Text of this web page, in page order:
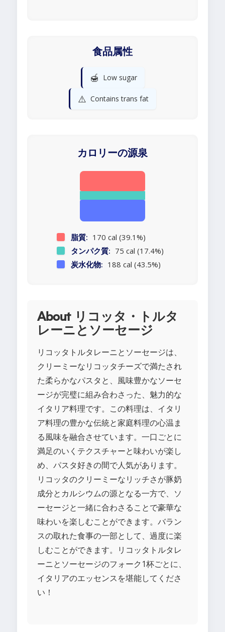
食品属性
🍯 Low sugar
⚠️ Contains trans fat
カロリーの源泉
脂質: 170 cal (39.1%)
タンパク質: 75 cal (17.4%)
炭水化物: 188 cal (43.5%)
About リコッタ・トルタ
レーニとソーセージ
リコッタトルタレーニとソーセージは、
クリーミーなリコッタチーズで満たされ
た柔らかなパスタと、風味豊かなソーセ
ージが完璧に組み合わさった、魅力的な
イタリア料理です。この料理は、イタリ
ア料理の豊かな伝統と家庭料理の心温ま
る風味を融合させています。一口ごとに
満足のいくテクスチャーと味わいが楽し
め、パスタ好きの間で人気があります。
リコッタのクリーミーなリッチさが豚奶
成分とカルシウムの源となる一方で、ソ
ーセージと一緒に合わさることで豪華な
味わいを楽しむことができます。バラン
スの取れた食事の一部として、過度に楽
しむことができます。リコッタトルタレ
ーニとソーセージのフォーク1杯ごとに、
イタリアのエッセンスを堪能してくださ
い！